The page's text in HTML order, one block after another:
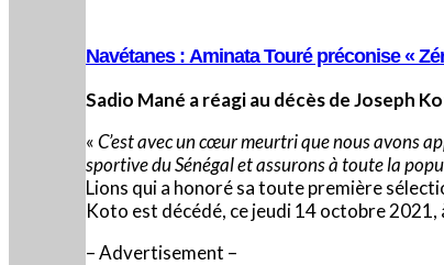
Navétanes : Aminata Touré préconise «
Sadio Mané a réagi au décès de Joseph
«C’est avec un cœur meurtri que nous avons
sportive du Sénégal et assurons à toute la
Lions qui a honoré sa toute première
Koto est décédé, ce jeudi 14 octobre 2021,
– Advertisement –